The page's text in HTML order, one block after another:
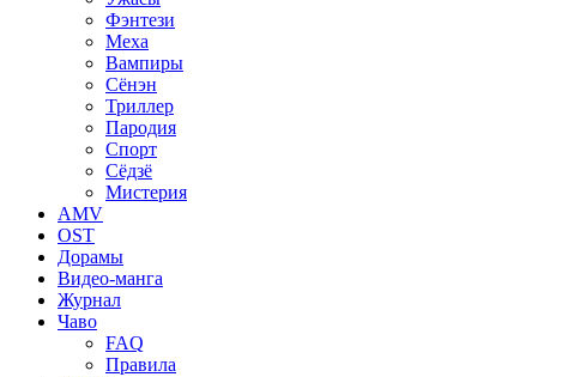
Фэнтези
Меха
Вампиры
Сёнэн
Триллер
Пародия
Спорт
Сёдзё
Мистерия
AMV
OST
Дорамы
Видео-манга
Журнал
Чаво
FAQ
Правила